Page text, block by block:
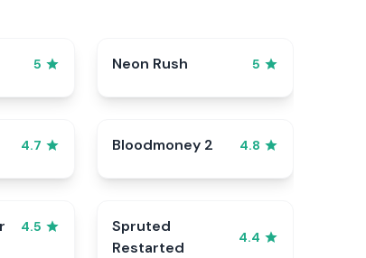
5 Neon Rush 5
4.7 Bloodmoney 2 4.8
4.5
Spruted
Restarted
4.4